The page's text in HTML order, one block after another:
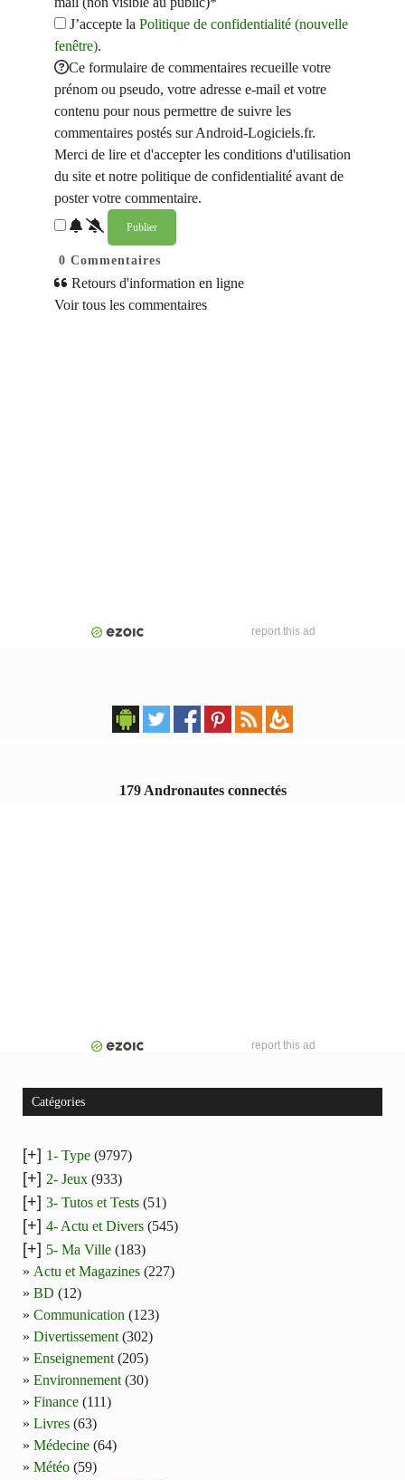
J’accepte la Politique de confidentialité (nouvelle
fenêtre).
Ce formulaire de commentaires recueille votre
prénom ou pseudo, votre adresse e-mail et votre
contenu pour nous permettre de suivre les
commentaires postés sur Android-Logiciels.fr.
Merci de lire et d'accepter les conditions d'utilisation
du site et notre politique de confidentialité avant de
poster votre commentaire.
0 Commentaires
Retours d'information en ligne
Voir tous les commentaires
report this ad
179 Andronautes connectés
report this ad
Catégories
[+] 1- Type (9797)
[+] 2- Jeux (933)
[+] 3- Tutos et Tests (51)
[+] 4- Actu et Divers (545)
[+] 5- Ma Ville (183)
Actu et Magazines (227)
BD (12)
Communication (123)
Divertissement (302)
Enseignement (205)
Environnement (30)
Finance (111)
Livres (63)
Médecine (64)
Météo (59)